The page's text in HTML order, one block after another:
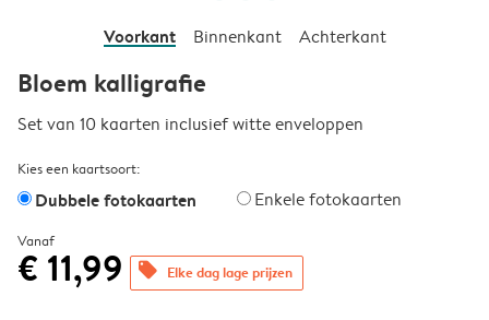
Voorkant Binnenkant Achterkant
Bloem kalligrafie
Set van 10 kaarten inclusief witte enveloppen
Kies een kaartsoort:
Dubbele fotokaarten Enkele fotokaarten
Vanaf
€ 11,99 offers Elke dag lage prijzen